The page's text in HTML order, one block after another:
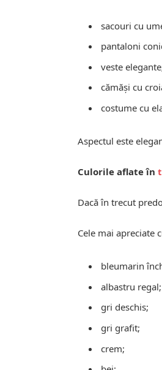
sacouri cu
pantaloni
veste
cămăși cu
costume cu
Aspectul este
Culorile aflate în
Dacă în trecut
Cele mai apreciate
bleumarin
albastru regal;
gri deschis;
gri grafit;
crem;